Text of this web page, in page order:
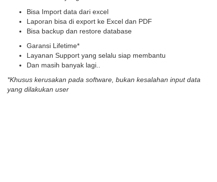
Bisa Import data dari excel
Laporan bisa di export ke Excel dan PDF
Bisa backup dan restore database
Garansi Lifetime*
Layanan Support yang selalu siap membantu
Dan masih banyak lagi..
*Khusus kerusakan pada software, bukan kesalahan input data
yang dilakukan user